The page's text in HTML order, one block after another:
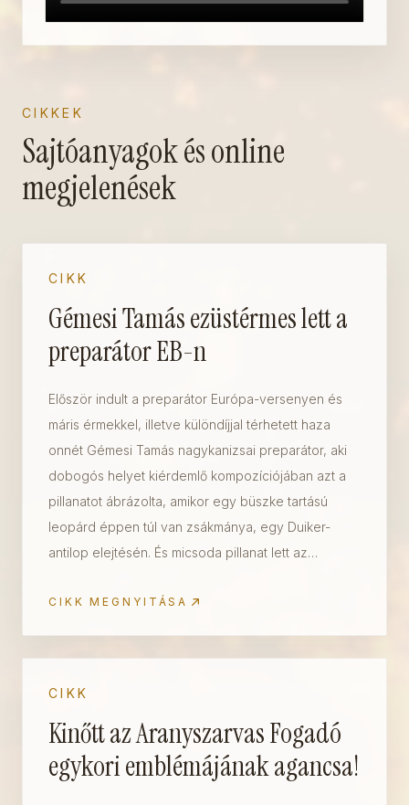
CIKKEK
Sajtóanyagok és online
megjelenések
CIKK
Gémesi Tamás ezüstérmes lett a
preparátor EB-n
Először indult a preparátor Európa-versenyen és
máris érmekkel, illetve különdíjjal térhetett haza
onnét Gémesi Tamás nagykanizsai preparátor, aki
dobogós helyet kiérdemlő kompozíciójában azt a
pillanatot ábrázolta, amikor egy büszke tartású
leopárd éppen túl van zsákmánya, egy Duiker-
antilop elejtésén. És micsoda pillanat lett az…
CIKK MEGNYITÁSA
CIKK
Kinőtt az Aranyszarvas Fogadó
egykori emblémájának agancsa!